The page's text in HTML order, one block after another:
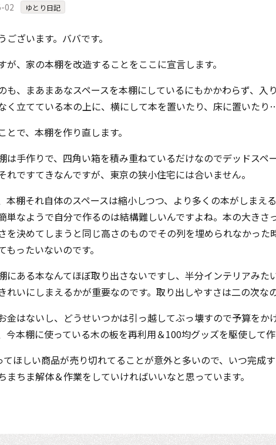
02 ゆとり日記
ございます。ババです。
が、家の本棚を改造することをここに宣言します。
も、まあまあなスペースを本棚にしているにもかかわらず、入
く立てている本の上に、横にして本を置いたり、床に置いたり
とで、本棚を作り直します。
は手作りで、四角い箱を積み重ねているだけなのでデッドスペ
れですてきなんですが、東京の狭小住宅には合いません。
本棚それ自体のスペースは縮小しつつ、より多くの本がしまえ
単なようで自分で作るのは結構難しいんですよね。本の大きさ
を決めてしまうと同じ高さのものでその列を埋められなかった
もったいないのです。
にある本なんてほぼ取り出さないですし、半分インテリアみた
れいにしまえるかが重要なのです。取り出しやすさは二の次なの
金はないし、どうせいつかは引っ越してぶっ壊すので予算をか
今本棚に使っている木の板を再利用＆100均グッズを駆使して作
てほしい商品が売り切れてることが意外と多いので、いつ完成
まちま解体＆作業をしていければいいなと思っています。